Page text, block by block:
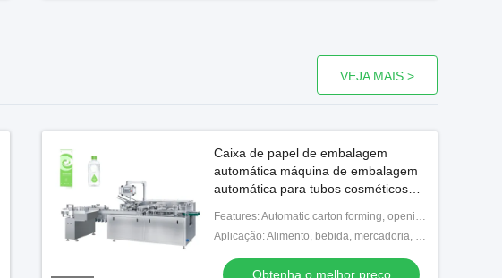
VEJA MAIS >
Caixa de papel de embalagem
automática máquina de embalagem
automática para tubos cosméticos
Features: Automatic carton forming, opening, filling, sealing, and batch number printing
Aplicação: Alimento, bebida, mercadoria, médico, química,
Obtenha o melhor preço